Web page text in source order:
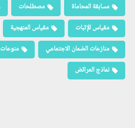
مسابقة المحاماة
مصطلحات
مقياس الإثبات
مقياس المنهجية
منازعات الضمان الاجتماعي
منوعات
نماذج العرائض